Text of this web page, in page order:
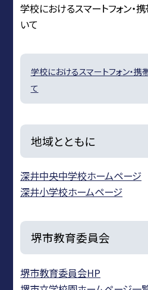
学校におけるスマートフォン・
いて
学校におけるスマートフォン・
て
地域とともに
深井中央中学校ホームページ
深井小学校ホームページ
堺市教育委員会
堺市教育委員会HP